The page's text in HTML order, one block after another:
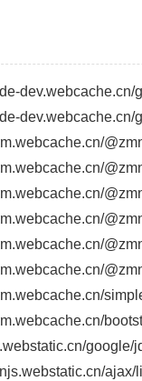
google/